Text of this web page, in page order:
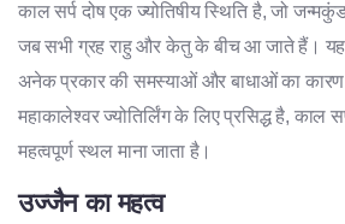
काल सर्प दोष एक ज्योतिषीय स्थिति है, जो
जब सभी ग्रह राहु और केतु के बीच आ जाते हैं। यह
अनेक प्रकार की समस्याओं और बाधाओं का
महाकालेश्वर ज्योतिर्लिंग के लिए प्रसिद्ध है, काल
महत्वपूर्ण स्थल माना जाता है।
उज्जैन का महत्व